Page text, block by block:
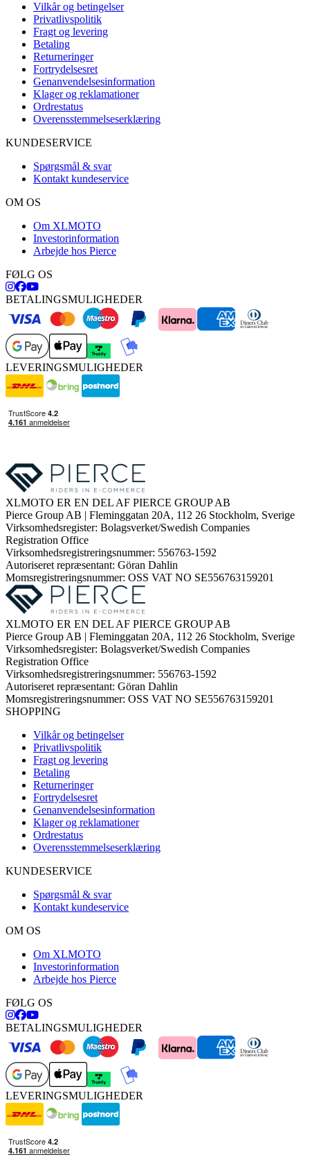
Vilkår og betingelser
Privatlivspolitik
Fragt og levering
Betaling
Returneringer
Fortrydelsesret
Genanvendelsesinformation
Klager og reklamationer
Ordrestatus
Overensstemmelseserklæring
KUNDESERVICE
Spørgsmål & svar
Kontakt kundeservice
OM OS
Om XLMOTO
Investorinformation
Arbejde hos Pierce
FØLG OS
BETALINGSMULIGHEDER
LEVERINGSMULIGHEDER
XLMOTO ER EN DEL AF PIERCE GROUP AB
Pierce Group AB | Fleminggatan 20A, 112 26 Stockholm, Sverige
Virksomhedsregister: Bolagsverket/Swedish Companies
Registration Office
Virksomhedsregistreringsnummer: 556763-1592
Autoriseret repræsentant: Göran Dahlin
Momsregistreringsnummer: OSS VAT NO SE556763159201
XLMOTO ER EN DEL AF PIERCE GROUP AB
Pierce Group AB | Fleminggatan 20A, 112 26 Stockholm, Sverige
Virksomhedsregister: Bolagsverket/Swedish Companies
Registration Office
Virksomhedsregistreringsnummer: 556763-1592
Autoriseret repræsentant: Göran Dahlin
Momsregistreringsnummer: OSS VAT NO SE556763159201
SHOPPING
Vilkår og betingelser
Privatlivspolitik
Fragt og levering
Betaling
Returneringer
Fortrydelsesret
Genanvendelsesinformation
Klager og reklamationer
Ordrestatus
Overensstemmelseserklæring
KUNDESERVICE
Spørgsmål & svar
Kontakt kundeservice
OM OS
Om XLMOTO
Investorinformation
Arbejde hos Pierce
FØLG OS
BETALINGSMULIGHEDER
LEVERINGSMULIGHEDER